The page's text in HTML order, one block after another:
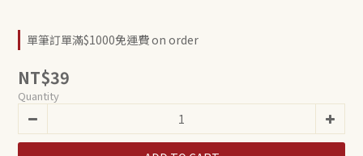
單筆訂單滿$1000免運費 on order
NT$39
Quantity